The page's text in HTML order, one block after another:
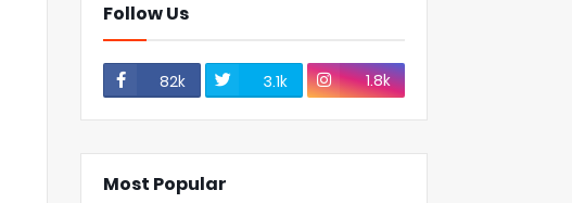
Follow Us
82k 3.1k 1.8k
Most Popular